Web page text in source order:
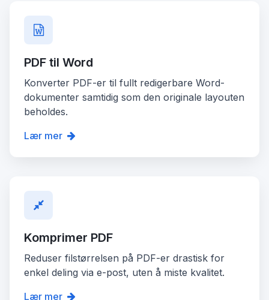
PDF til Word
Konverter PDF-er til fullt redigerbare Word-
dokumenter samtidig som den originale layouten
beholdes.
Lær mer
Komprimer PDF
Reduser filstørrelsen på PDF-er drastisk for
enkel deling via e-post, uten å miste kvalitet.
Lær mer